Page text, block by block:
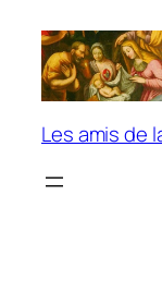
contenu
Les amis de